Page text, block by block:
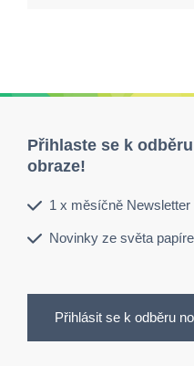
Přihlaste se k
obraze!
1 x měsíčně Newsletter
Novinky ze světa
Přihlásit se k odběru